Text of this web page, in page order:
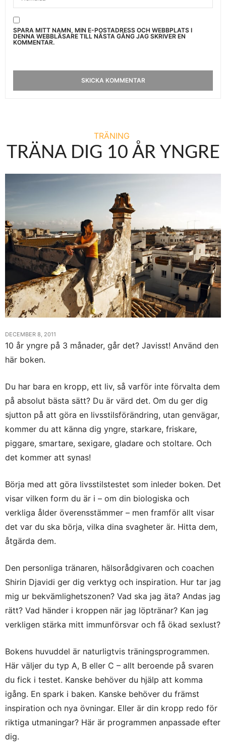
SPARA MITT NAMN, MIN E-POSTADRESS OCH WEBBPLATS I
DENNA WEBBLÄSARE TILL NÄSTA GÅNG JAG SKRIVER EN
KOMMENTAR.
TRÄNING
TRÄNA DIG 10 ÅR YNGRE
DECEMBER 8, 2011
10 år yngre på 3 månader, går det? Javisst! Använd den
här boken.
Du har bara en kropp, ett liv, så varför inte förvalta dem
på absolut bästa sätt? Du är värd det. Om du ger dig
sjutton på att göra en livsstilsförändring, utan genvägar,
kommer du att känna dig yngre, starkare, friskare,
piggare, smartare, sexigare, gladare och stoltare. Och
det kommer att synas!
Börja med att göra livsstilstestet som inleder boken. Det
visar vilken form du är i – om din biologiska och
verkliga ålder överensstämmer – men framför allt visar
det var du ska börja, vilka dina svagheter är. Hitta dem,
åtgärda dem.
Den personliga tränaren, hälsorådgivaren och coachen
Shirin Djavidi ger dig verktyg och inspiration. Hur tar jag
mig ur bekvämlighetszonen? Vad ska jag äta? Andas jag
rätt? Vad händer i kroppen när jag löptränar? Kan jag
verkligen stärka mitt immunförsvar och få ökad sexlust?
Bokens huvuddel är naturligtvis träningsprogrammen.
Här väljer du typ A, B eller C – allt beroende på svaren
du fick i testet. Kanske behöver du hjälp att komma
igång. En spark i baken. Kanske behöver du främst
inspiration och nya övningar. Eller är din kropp redo för
riktiga utmaningar? Här är programmen anpassade efter
dig.